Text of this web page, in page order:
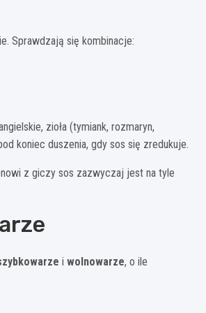
Sprawdzają się kombinacje:
zioła (tymiank, rozmaryn,
koniec duszenia, gdy sos się zredukuje.
z giczy sos zazwyczaj jest na tyle
i wolnowarze, o ile